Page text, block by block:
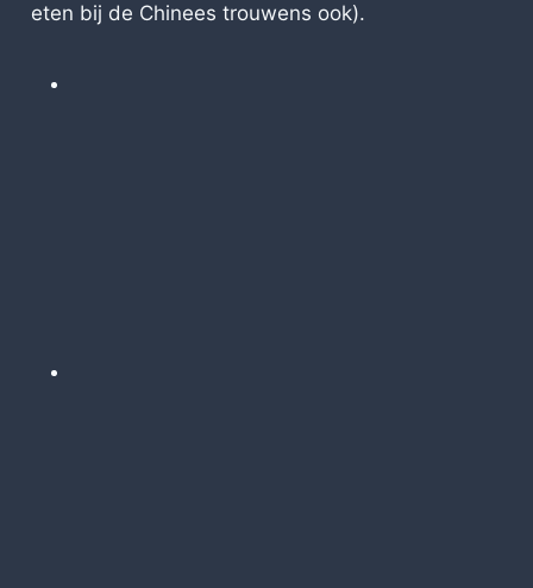
eten bij de Chinees trouwens ook).